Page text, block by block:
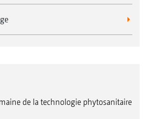
de la technologie phytosanitaire